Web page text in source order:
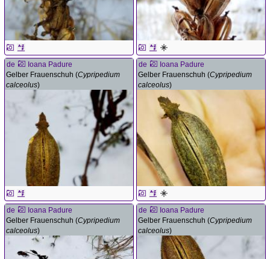
de
Ioana Padure
Gelber Frauenschuh (Cypripedium
calceolus)
de
Ioana Padure
Gelber Frauenschuh (Cypripedium
calceolus)
de
Ioana Padure
Gelber Frauenschuh (Cypripedium
calceolus)
de
Ioana Padure
Gelber Frauenschuh (Cypripedium
calceolus)